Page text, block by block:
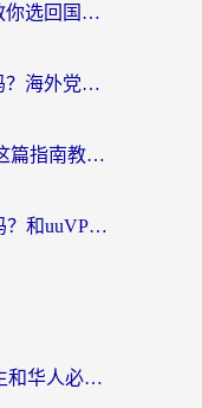
海外追剧卡顿、游戏延迟？教你选回国加速器，附免费加速器试用一小时福利
国外连回国内加速器可以用吗？海外党亲测实用指南，解决追剧游戏卡顿难题
海外看CCTV5直播总卡顿？这篇指南教你选对回国加速器，无缝刷国内资源
海外党必看：云极VPN好用吗？和uuVPN对比哪个回国效果更好？附真实体验+避坑指南
海外如何看CBA直播？留学生和华人必看的无卡顿观赛指南